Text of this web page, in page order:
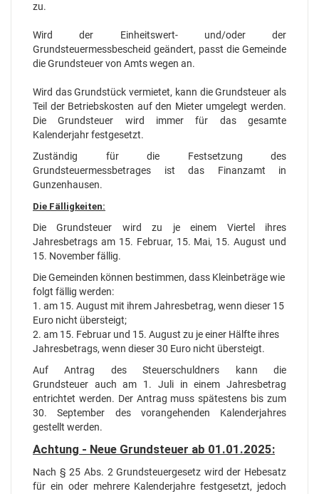
zu.
Wird der Einheitswert- und/oder der
Grundsteuermessbescheid geändert, passt die Gemeinde
die Grundsteuer von Amts wegen an.
Wird das Grundstück vermietet, kann die Grundsteuer als
Teil der Betriebskosten auf den Mieter umgelegt werden.
Die Grundsteuer wird immer für das gesamte
Kalenderjahr festgesetzt.
Zuständig für die Festsetzung des
Grundsteuermessbetrages ist das Finanzamt in
Gunzenhausen.
Die Fälligkeiten:
Die Grundsteuer wird zu je einem Viertel ihres
Jahresbetrags am 15. Februar, 15. Mai, 15. August und
15. November fällig.
Die Gemeinden können bestimmen, dass Kleinbeträge wie
folgt fällig werden:
1. am 15. August mit ihrem Jahresbetrag, wenn dieser 15
Euro nicht übersteigt;
2. am 15. Februar und 15. August zu je einer Hälfte ihres
Jahresbetrags, wenn dieser 30 Euro nicht übersteigt.
Auf Antrag des Steuerschuldners kann die
Grundsteuer auch am 1. Juli in einem Jahresbetrag
entrichtet werden. Der Antrag muss spätestens bis zum
30. September des vorangehenden Kalenderjahres
gestellt werden.
Achtung - Neue Grundsteuer ab 01.01.2025:
Nach § 25 Abs. 2 Grundsteuergesetz wird der Hebesatz
für ein oder mehrere Kalenderjahre festgesetzt, jedoch